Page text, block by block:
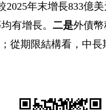
2025年末增長833億
有增長。 二是外債
從期限結構看，中長